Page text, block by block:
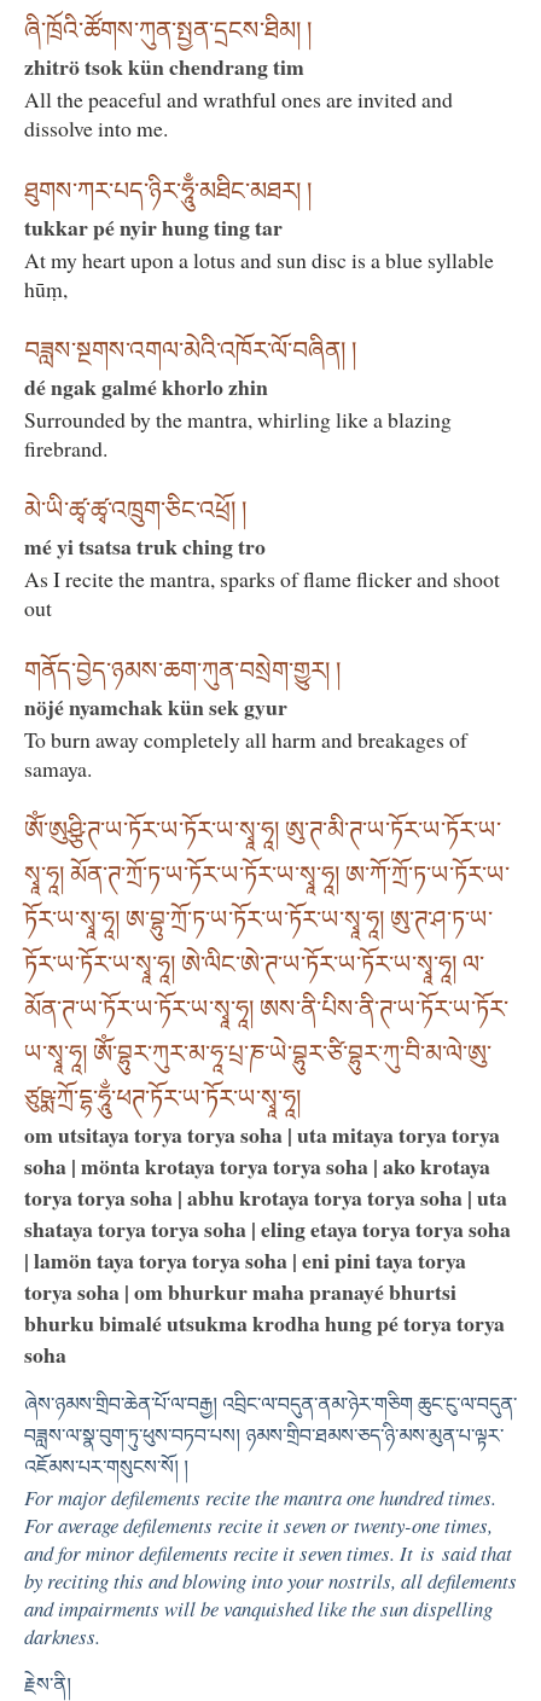
ཞི་ཁྲོའི་ཚོགས་ཀུན་སྤྱན་དྲངས་ཐིམ། །
zhitrö tsok kün chendrang tim
All the peaceful and wrathful ones are invited and
dissolve into me.
ཐུགས་ཀར་པད་ཉིར་ཧཱུྃ་མཐིང་མཐར། །
tukkar pé nyir hung ting tar
At my heart upon a lotus and sun disc is a blue syllable
hūṃ,
བཟླས་སྔགས་འགལ་མེའི་འཁོར་ལོ་བཞིན། །
dé ngak galmé khorlo zhin
Surrounded by the mantra, whirling like a blazing
firebrand.
མེ་ཡི་ཚྭ་ཚྭ་འཁྲུག་ཅིང་འཕྲོ། །
mé yi tsatsa truk ching tro
As I recite the mantra, sparks of flame flicker and shoot
out
གནོད་བྱེད་ཉམས་ཆག་ཀུན་བསྲེག་གྱུར། །
nöjé nyamchak kün sek gyur
To burn away completely all harm and breakages of
samaya.
ཨོཾ་ཨུཤྩི་ཊ་ཡ་ཏོར་ཡ་ཏོར་ཡ་སྭཱ་ཧཱ། ཨུ་ཊ་མི་ཊ་ཡ་ཏོར་ཡ་ཏོར་ཡ་
སྭཱ་ཧཱ། མོན་ཊ་ཀྲོ་ཏ་ཡ་ཏོར་ཡ་ཏོར་ཡ་སྭཱ་ཧཱ། ཨ་ཀོ་ཀྲོ་ཏ་ཡ་ཏོར་ཡ་
ཏོར་ཡ་སྭཱ་ཧཱ། ཨ་བྷུ་ཀྲོ་ཏ་ཡ་ཏོར་ཡ་ཏོར་ཡ་སྭཱ་ཧཱ། ཨུ་ཊ་ཤ་ཏ་ཡ་
ཏོར་ཡ་ཏོར་ཡ་སྭཱ་ཧཱ། ཨེ་ལིང་ཨེ་ཊ་ཡ་ཏོར་ཡ་ཏོར་ཡ་སྭཱ་ཧཱ། ལ་
མོན་ཊ་ཡ་ཏོར་ཡ་ཏོར་ཡ་སྭཱ་ཧཱ། ཨས་ནི་པིས་ནི་ཊ་ཡ་ཏོར་ཡ་ཏོར་
ཡ་སྭཱ་ཧཱ། ཨོཾ་བྷུར་ཀུར་མ་ཧཱ་པྲ་ཎ་ཡེ་བྷུར་ཙི་བྷུར་ཀུ་བི་མ་ལེ་ཨུ་
ཙུཥྨ་ཀྲོ་དྷ་ཧཱུྂ་ཕཊ་ཏོར་ཡ་ཏོར་ཡ་སྭཱ་ཧཱ།
om utsitaya torya torya soha | uta mitaya torya torya
soha | mönta krotaya torya torya soha | ako krotaya
torya torya soha | abhu krotaya torya torya soha | uta
shataya torya torya soha | eling etaya torya torya soha
| lamön taya torya torya soha | eni pini taya torya
torya soha | om bhurkur maha pranayé bhurtsi
bhurku bimalé utsukma krodha hung pé torya torya
soha
ཞེས་ཉམས་གྲིབ་ཆེན་པོ་ལ་བརྒྱ། འབྲིང་ལ་བདུན་ནམ་ཉེར་གཅིག ཆུང་ངུ་ལ་བདུན་
བཟླས་ལ་སྣ་བུག་ཏུ་ཕུས་བཏབ་པས། ཉམས་གྲིབ་ཐམས་ཅད་ཉི་མས་མུན་པ་ལྟར་
འཇོམས་པར་གསུངས་སོ། །
For major defilements recite the mantra one hundred times.
For average defilements recite it seven or twenty-one times,
and for minor defilements recite it seven times. It is said that
by reciting this and blowing into your nostrils, all defilements
and impairments will be vanquished like the sun dispelling
darkness.
རྗེས་ནི།